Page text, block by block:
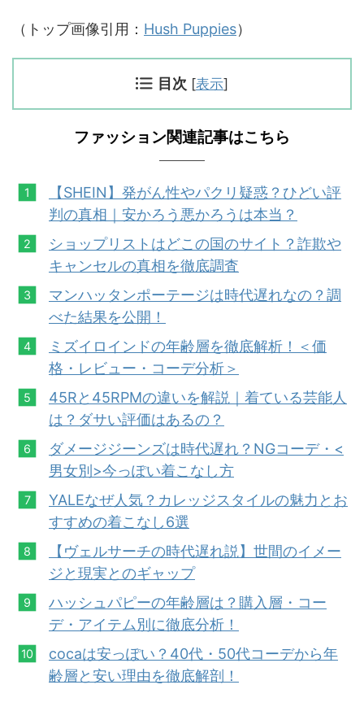
（トップ画像引用： Hush Puppies）
目次 [表示]
ファッション関連記事はこちら
【SHEIN】発がん性やパクリ疑惑？ひどい評
判の真相｜安かろう悪かろうは本当？
ショップリストはどこの国のサイト？詐欺や
キャンセルの真相を徹底調査
マンハッタンポーテージは時代遅れなの？調
べた結果を公開！
ミズイロインドの年齢層を徹底解析 ！ ＜価
格・レビュー・コーデ分析＞
45Rと45RPMの違いを解説 ｜着ている芸能人
は？ダサい評価はあるの？
ダメージジーンズは時代遅れ？NGコーデ・<
男女別>今っぽい着こなし方
YALEなぜ人気？カレッ ジスタイルの魅力とお
すすめの着こなし6選
【ヴェルサーチの時代遅れ説】世間のイ メー
ジと現実とのギャップ
ハッシュパピーの年齢層は？購入層・コー
デ・ アイテム別に徹底分析！
cocaは安っぽい？40代・50代コーデから年
齢層と安い理由を徹底解剖！